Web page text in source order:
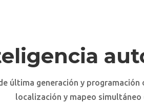
última generación y
localización y mapeo simultáneo